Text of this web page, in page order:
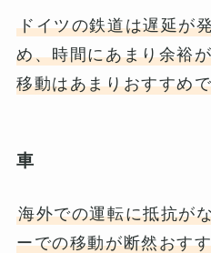
ドイツの鉄道は遅延が
め、時間にあまり余裕
移動はあまりおすすめ
車
海外での運転に抵抗が
ーでの移動が断然おす